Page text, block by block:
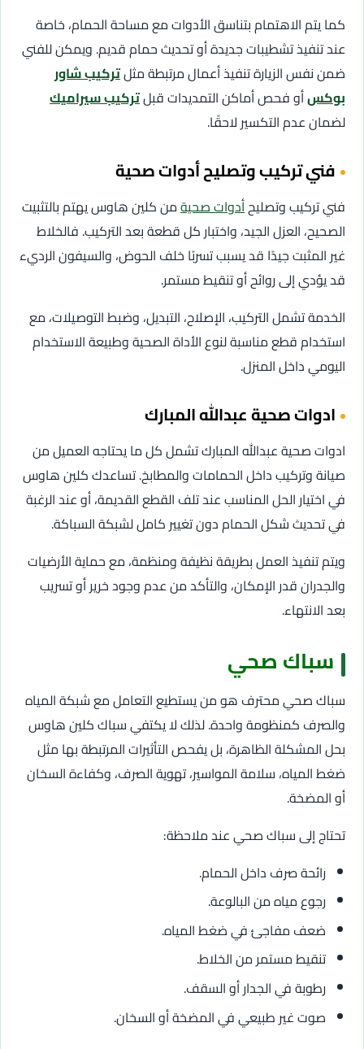
كما يتم الاهتمام بتناسق الأدوات مع مساحة الحمام، خاصة
عند تنفيذ تشطيبات جديدة أو تحديث حمام قديم. ويمكن للفني
ضمن نفس الزيارة تنفيذ أعمال مرتبطة مثلتركيب شاور
بوكسأو فحص أماكن التمديدات قبلتركيب سيراميك
لضمان عدم التكسير لاحقًا.
فني تركيب وتصليح أدوات صحية
فني تركيب وتصليحأدوات صحيةمن كلين هاوس يهتم بالتثبيت
الصحيح، العزل الجيد، واختبار كل قطعة بعد التركيب. فالخلاط
غير المثبت جيدًا قد يسبب تسربًا خلف الحوض، والسيفون الرديء
قد يؤدي إلى روائح أو تنقيط مستمر.
الخدمة تشمل التركيب، الإصلاح، التبديل، وضبط التوصيلات، مع
استخدام قطع مناسبة لنوع الأداة الصحية وطبيعة الاستخدام
اليومي داخل المنزل.
ادوات صحية عبدالله المبارك
ادوات صحية عبدالله المبارك تشمل كل ما يحتاجه العميل من
صيانة وتركيب داخل الحمامات والمطابخ. تساعدك كلين هاوس
في اختيار الحل المناسب عند تلف القطع القديمة، أو عند الرغبة
في تحديث شكل الحمام دون تغيير كامل لشبكة السباكة.
ويتم تنفيذ العمل بطريقة نظيفة ومنظمة، مع حماية الأرضيات
والجدران قدر الإمكان، والتأكد من عدم وجود خرير أو تسريب
بعد الانتهاء.
سباك صحي
سباك صحي محترف هو من يستطيع التعامل مع شبكة المياه
والصرف كمنظومة واحدة. لذلك لا يكتفي سباك كلين هاوس
بحل المشكلة الظاهرة، بل يفحص التأثيرات المرتبطة بها مثل
ضغط المياه، سلامة المواسير، تهوية الصرف، وكفاءة السخان
أو المضخة.
تحتاج إلى سباك صحي عند ملاحظة:
رائحة صرف داخل الحمام.
رجوع مياه من البالوعة.
ضعف مفاجئ في ضغط المياه.
تنقيط مستمر من الخلاط.
رطوبة في الجدار أو السقف.
صوت غير طبيعي في المضخة أو السخان.